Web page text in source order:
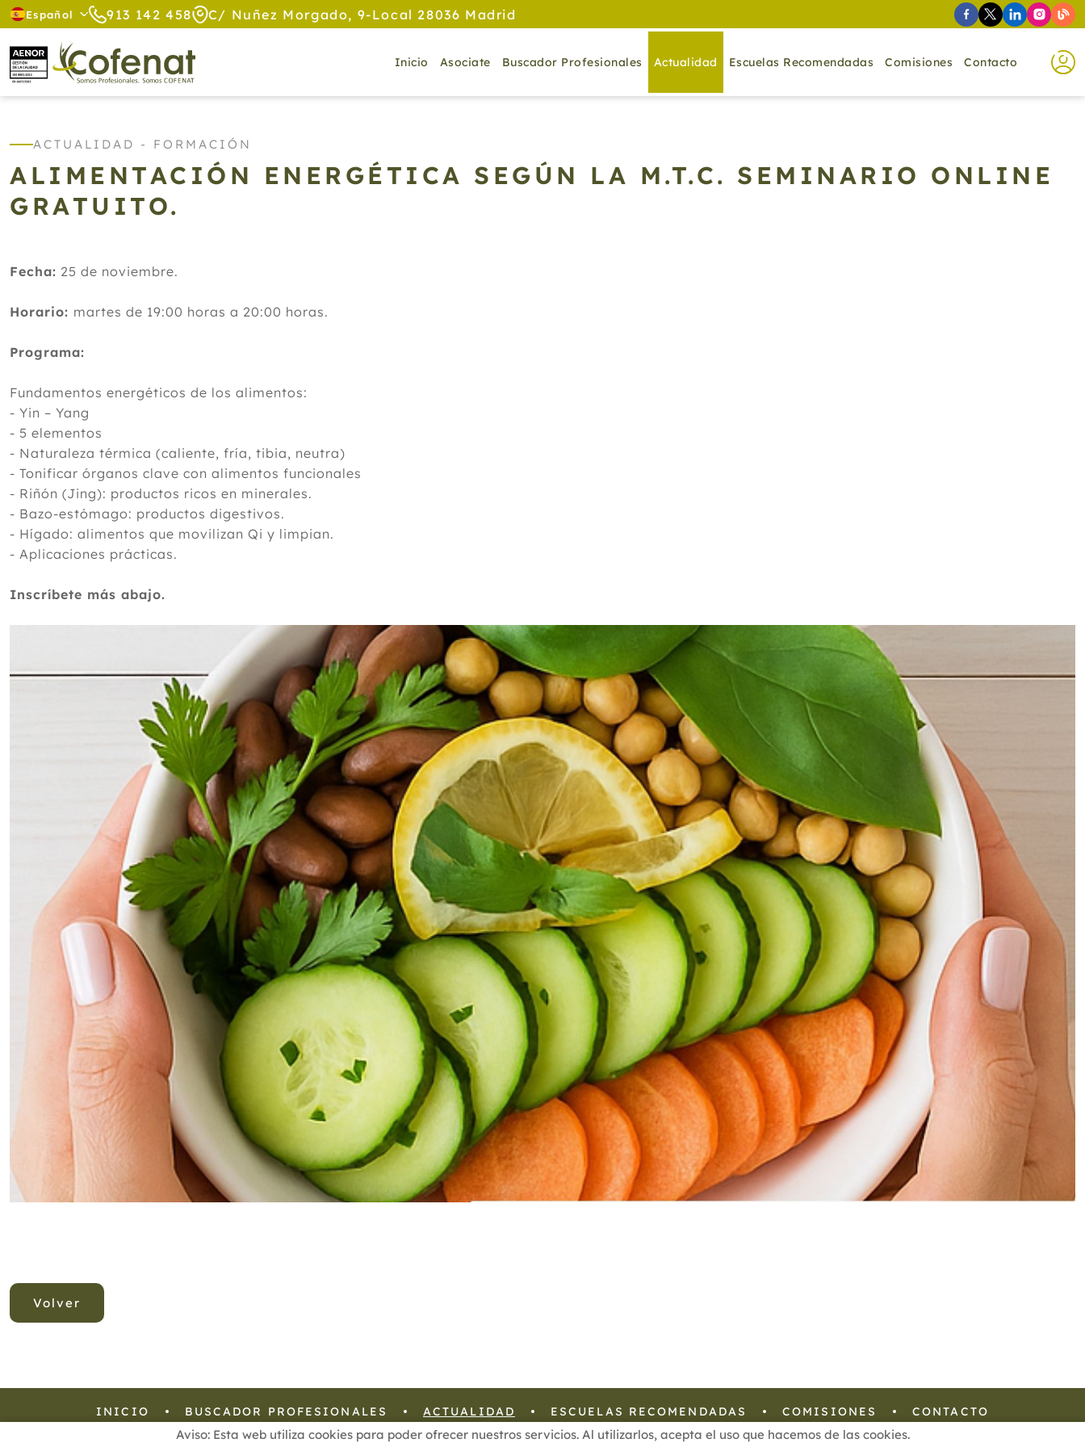
Español 913 142 458 C/ Nuñez Morgado, 9-Local 28036 Madrid
Inicio Asociate Buscador Profesionales Actualidad Escuelas Recomendadas Comisiones Contacto
ACTUALIDAD - FORMACIÓN
ALIMENTACIÓN ENERGÉTICA SEGÚN LA M.T.C. SEMINARIO ONLINE
GRATUITO.
Fecha: 25 de noviembre.
Horario: martes de 19:00 horas a 20:00 horas.
Programa:
Fundamentos energéticos de los alimentos:
- Yin – Yang
- 5 elementos
- Naturaleza térmica (caliente, fría, tibia, neutra)
- Tonificar órganos clave con alimentos funcionales
- Riñón (Jing): productos ricos en minerales.
- Bazo-estómago: productos digestivos.
- Hígado: alimentos que movilizan Qi y limpian.
- Aplicaciones prácticas.
Inscríbete más abajo.
Volver
Aviso: Esta web utiliza cookies para poder ofrecer nuestros servicios. Al utilizarlos, acepta el uso que hacemos de las cookies.
INICIO BUSCADOR PROFESIONALES ACTUALIDAD ESCUELAS RECOMENDADAS COMISIONES CONTACTO